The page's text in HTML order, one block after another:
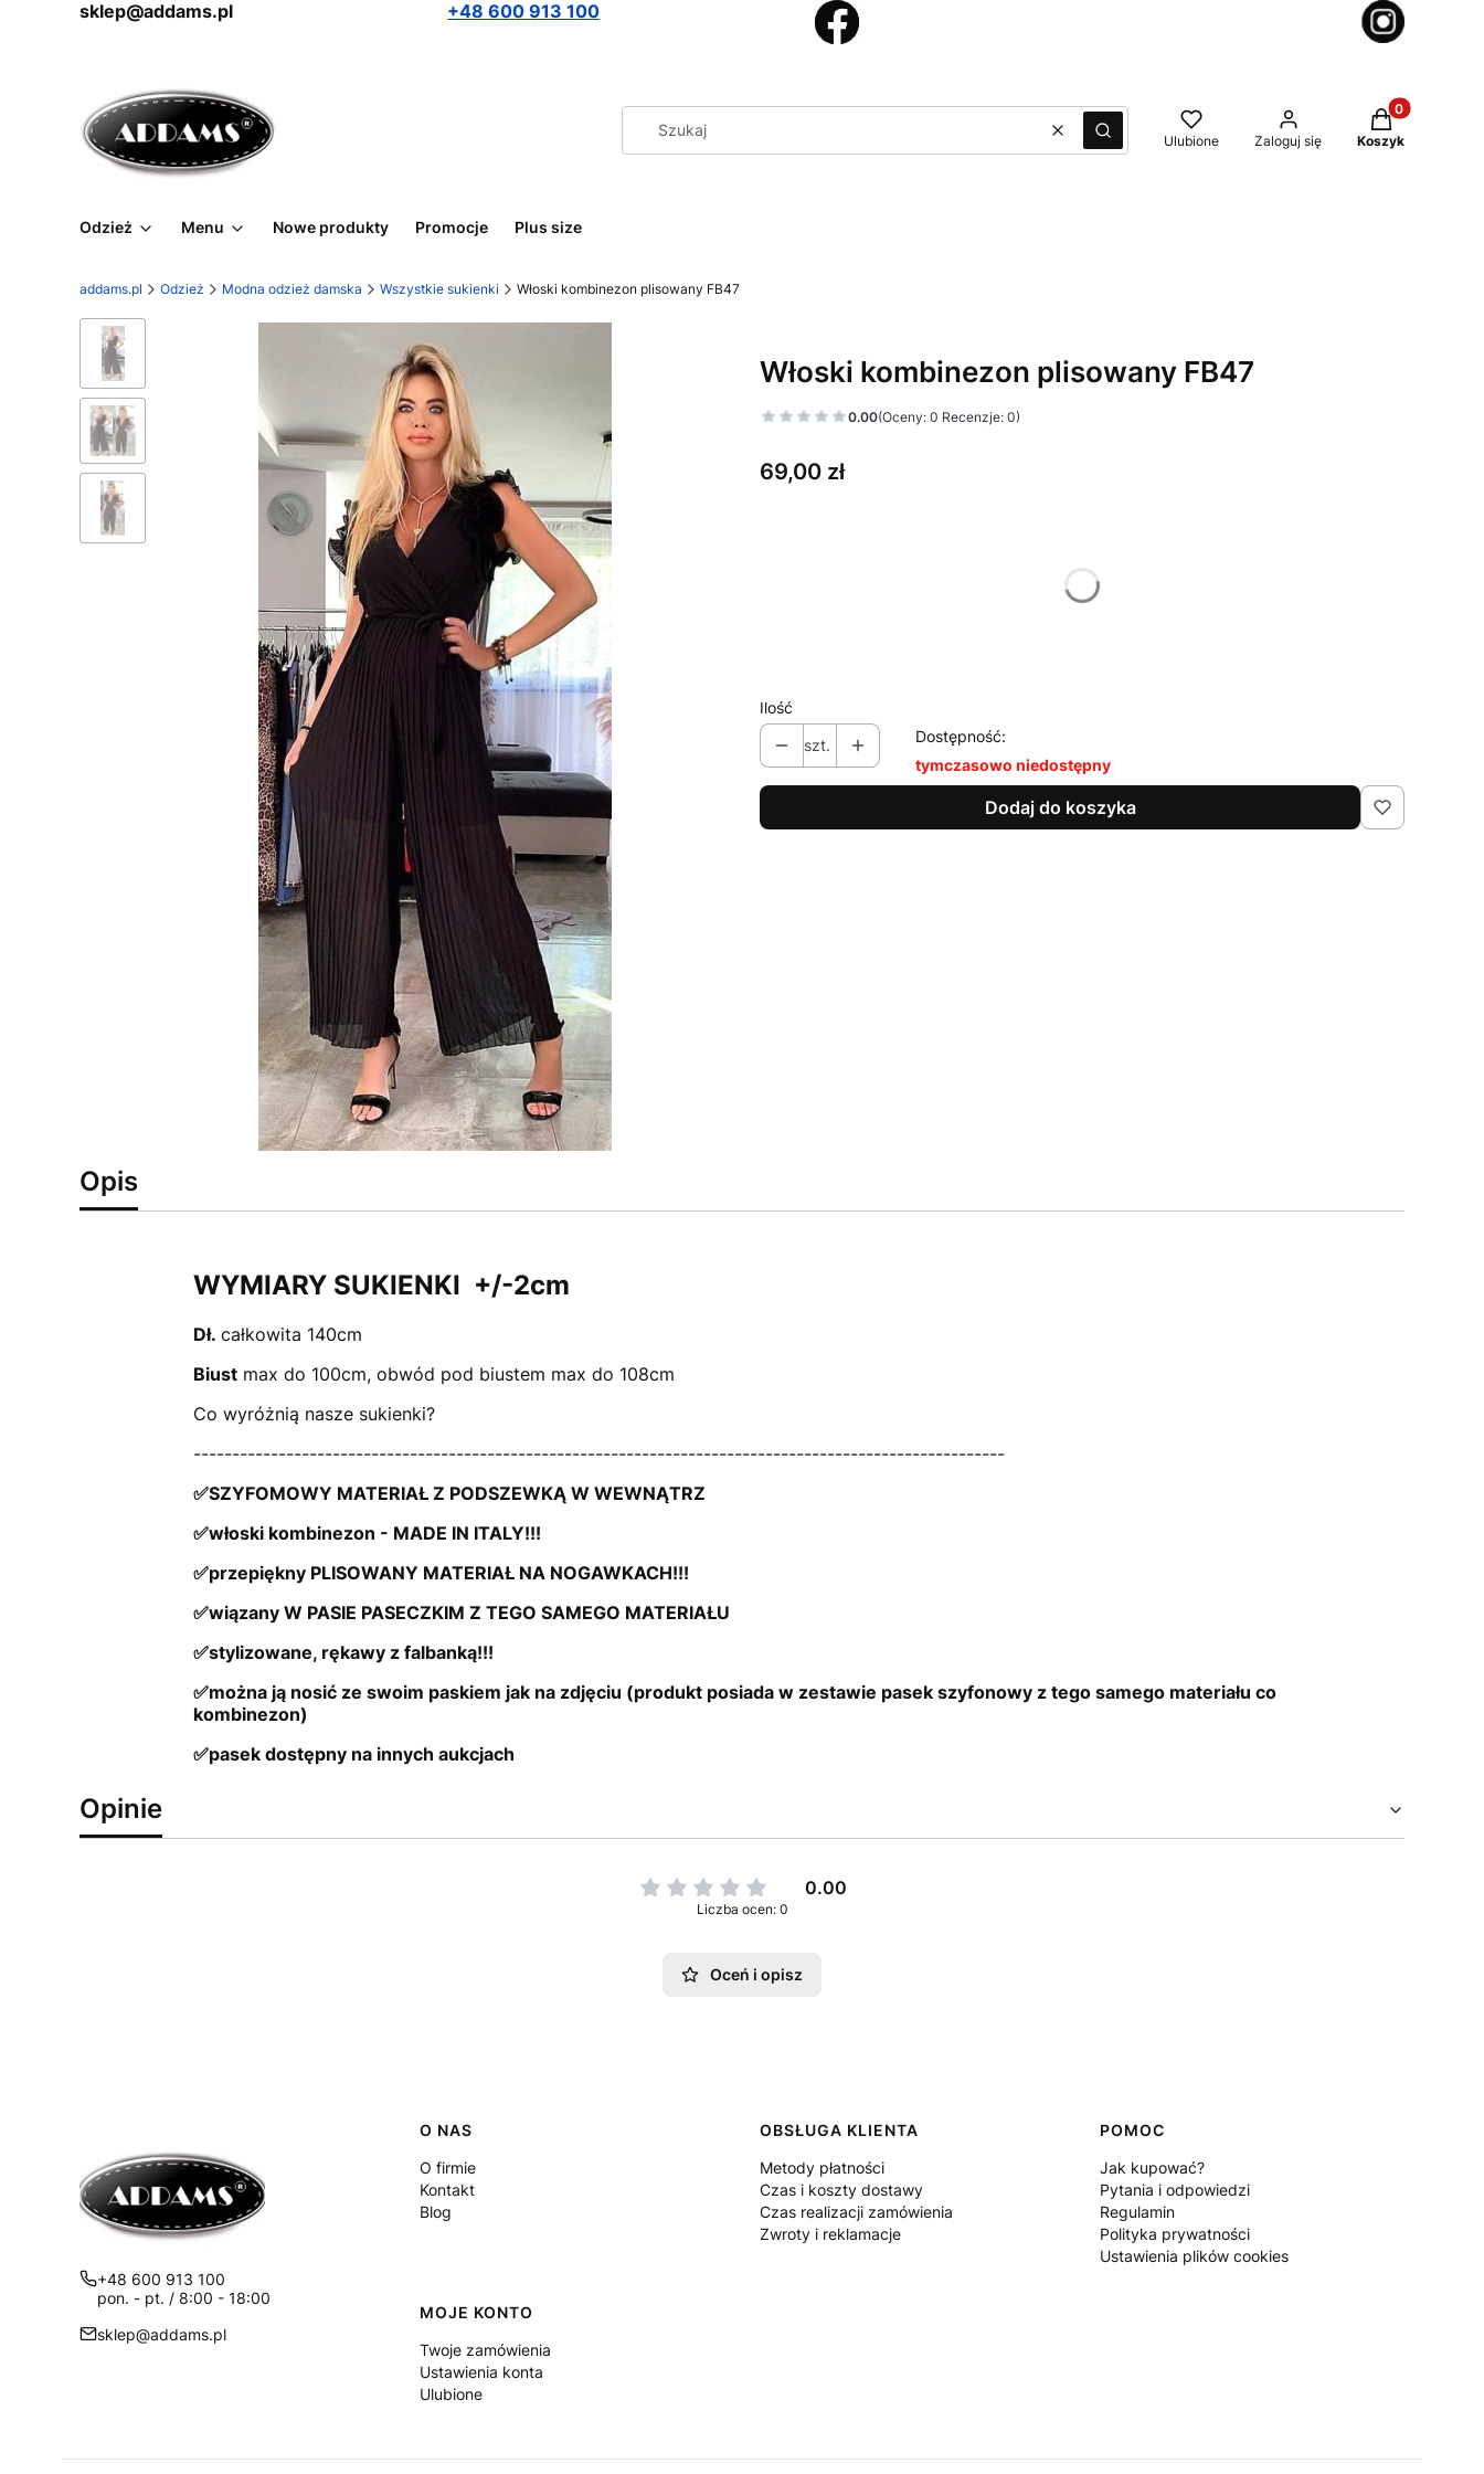
sklep@addams.pl +48 600 913 100
WyczyśćSzukaj Ulubione Zaloguj się
Produkty w
Koszyk
Odzież Menu Nowe produkty Promocje Plus size
addams.pl Odzież Modna odzież damska Wszystkie sukienki Włoski kombinezon plisowany FB47
Włoski kombinezon plisowany FB47
0.00(Oceny: 0 Recenzje: 0)
Cena
69,00 zł
Poszczególne warianty mogą różnić się ceną
Ilość
szt.
Dostępność:
tymczasowo niedostępny
Dodaj do koszyka
Opis
WYMIARY SUKIENKI +/-2cm
Dł. całkowita 140cm
Biust max do 100cm, obwód pod biustem max do 108cm
Co wyróżnią nasze sukienki?
---------------------------------------------------------------------------------------------------------
✅SZYFOMOWY MATERIAŁ Z PODSZEWKĄ W WEWNĄTRZ
✅włoski kombinezon - MADE IN ITALY!!!
✅przepiękny PLISOWANY MATERIAŁ NA NOGAWKACH!!!
✅wiązany W PASIE PASECZKIM Z TEGO SAMEGO MATERIAŁU
✅stylizowane, rękawy z falbanką!!!
✅można ją nosić ze swoim paskiem jak na zdjęciu (produkt posiada w zestawie pasek szyfonowy z tego samego materiału co
kombinezon)
✅pasek dostępny na innych aukcjach
Opinie
0.00
Liczba ocen: 0
Oceń i opisz
+48 600 913 100
pon. - pt. / 8:00 - 18:00
sklep@addams.pl
Linki w stopce
O NAS
O firmie
Kontakt
Blog
OBSŁUGA KLIENTA
Metody płatności
Czas i koszty dostawy
Czas realizacji zamówienia
Zwroty i reklamacje
POMOC
Jak kupować?
Pytania i odpowiedzi
Regulamin
Polityka prywatności
Ustawienia plików cookies
MOJE KONTO
Twoje zamówienia
Ustawienia konta
Ulubione